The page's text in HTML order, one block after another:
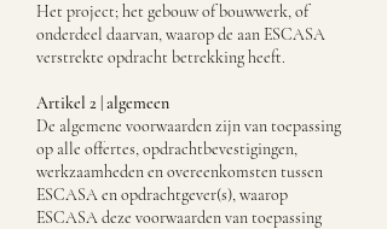
Het project; het gebouw of bouwwerk, of
onderdeel daarvan, waarop de aan ESCASA
verstrekte opdracht betrekking heeft.
Artikel 2 | algemeen
De algemene voorwaarden zijn van toepassing
op alle offertes, opdrachtbevestigingen,
werkzaamheden en overeenkomsten tussen
ESCASA en opdrachtgever(s), waarop
ESCASA deze voorwaarden van toepassing